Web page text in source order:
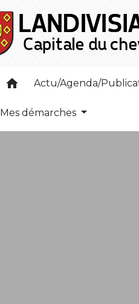
home Actu/Agenda/
Mes démarches